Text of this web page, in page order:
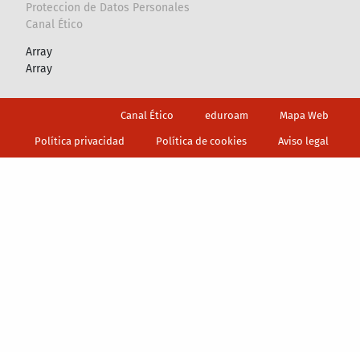
Proteccion de Datos Personales
Canal Ético
Array
Array
Canal Ético eduroam Mapa Web
Política privacidad Política de cookies Aviso legal